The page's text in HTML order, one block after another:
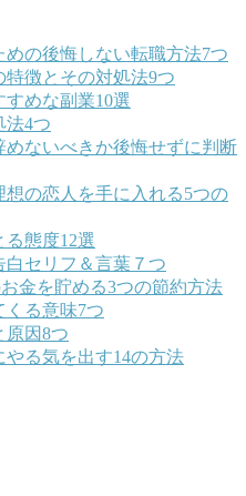
の後悔しない転職方法7つ
徴とその対処法9つ
めな副業10選
法4つ
めないべきか後悔せずに判断
の恋人を手に入れる5つの
態度12選
白セリフ＆言葉７つ
金を貯める3つの節約方法
くる意味7つ
原因8つ
る気を出す14の方法